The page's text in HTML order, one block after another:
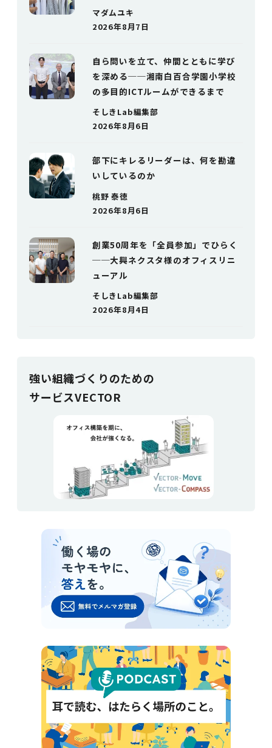
マダムユキ
2026年8月7日
自ら問いを立て、仲間とともに学び
を深める──湘南白百合学園小学校
の多目的ICTルームができるまで
そしきLab編集部
2026年8月6日
部下にキレるリーダーは、何を勘違
いしているのか
桃野 泰徳
2026年8月6日
創業50周年を「全員参加」でひらく
──大興ネクスタ様のオフィスリニ
ューアル
そしきLab編集部
2026年8月4日
強い組織づく りのための
サービスVECTOR